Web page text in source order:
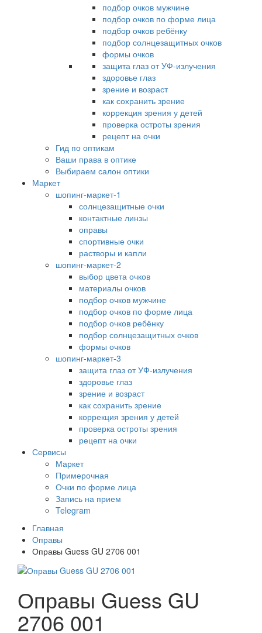
подбор очков мужчине
подбор очков по форме лица
подбор очков ребёнку
подбор солнцезащитных очков
формы очков
защита глаз от УФ-излучения
здоровье глаз
зрение и возраст
как сохранить зрение
коррекция зрения у детей
проверка остроты зрения
рецепт на очки
Гид по оптикам
Ваши права в оптике
Выбираем салон оптики
Маркет
шопинг-маркет-1
солнцезащитные очки
контактные линзы
оправы
спортивные очки
растворы и капли
шопинг-маркет-2
выбор цвета очков
материалы очков
подбор очков мужчине
подбор очков по форме лица
подбор очков ребёнку
подбор солнцезащитных очков
формы очков
шопинг-маркет-3
защита глаз от УФ-излучения
здоровье глаз
зрение и возраст
как сохранить зрение
коррекция зрения у детей
проверка остроты зрения
рецепт на очки
Сервисы
Маркет
Примерочная
Очки по форме лица
Запись на прием
Telegram
Главная
Оправы
Оправы Guess GU 2706 001
Оправы Guess GU
2706 001